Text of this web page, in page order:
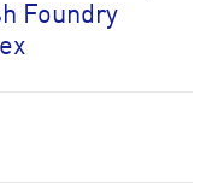
Foundry